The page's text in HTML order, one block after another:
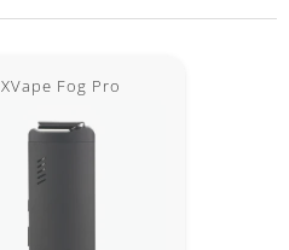
XVape Fog Pro